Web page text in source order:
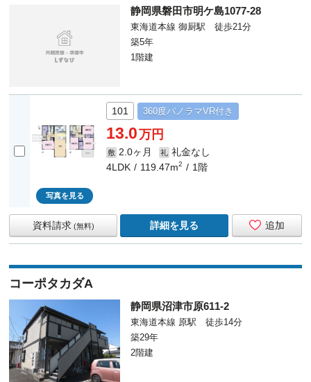
静岡県磐田市明ケ島1077-28
東海道本線 御厨駅 徒歩21分
築5年
1階建
写真を見る
101 360度パノラマVR付き
13.0万円
敷 2.0ヶ月 礼 礼金なし
4LDK
119.47m2 1階
追加
資料請求 (無料) 詳細を見る
コーポタカダA
静岡県沼津市原611-2
東海道本線 原駅 徒歩14分
築29年
2階建